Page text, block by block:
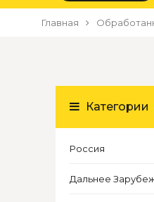
Главная
Категории
Россия
Дальнее